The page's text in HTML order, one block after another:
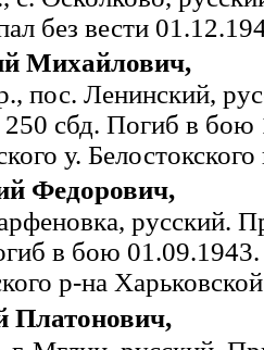
без вести
Михайлович,
пос. Ленин­ский,
сбд. Погиб в бою
у.
Федорович,
русский.
в бою
р-на
Платонович,